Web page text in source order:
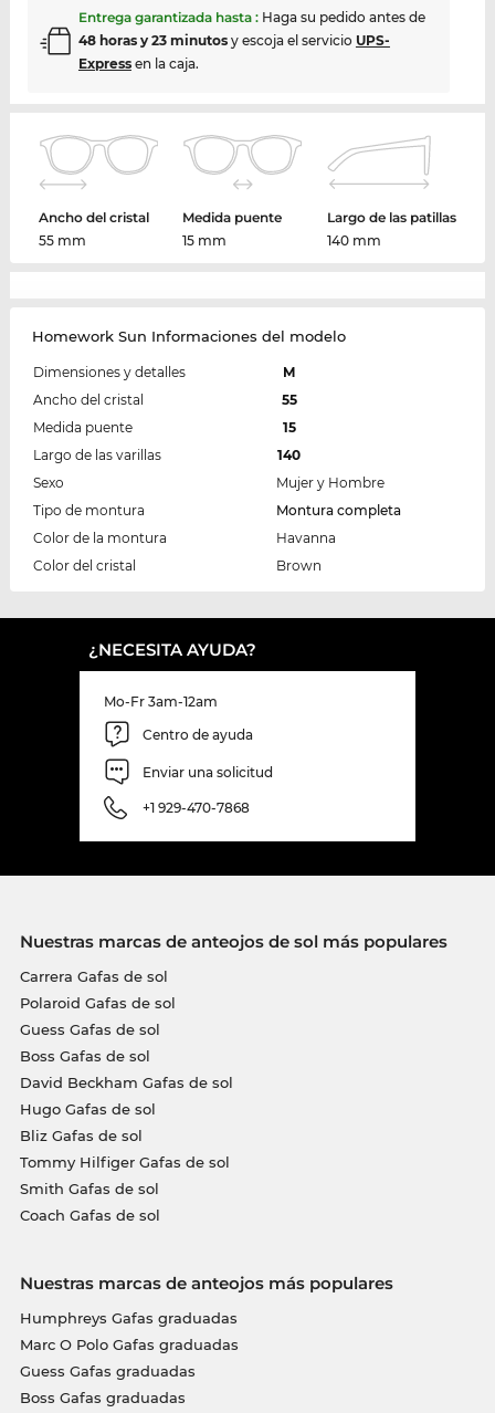
Entrega garantizada hasta : Haga su pedido antes de
48 horas y 23 minutosy escoja el servicio UPS-
Expressen la caja.
Ancho del cristal
55 mm
Medida puente
15 mm
Largo de las patillas
140 mm
Homework Sun Informaciones del modelo
Dimensiones y detalles
M
Ancho del cristal
55
Medida puente
15
Largo de las varillas
140
Sexo
Mujer y Hombre
Tipo de montura
Montura completa
Color de la montura
Havanna
Color del cristal
Brown
¿NECESITA AYUDA?
Mo-Fr 3am-12am
Centro de ayuda
Enviar una solicitud
+1 929-470-7868
Nuestras marcas de anteojos de sol más populares
Carrera Gafas de sol
Polaroid Gafas de sol
Guess Gafas de sol
Boss Gafas de sol
David Beckham Gafas de sol
Hugo Gafas de sol
Bliz Gafas de sol
Tommy Hilfiger Gafas de sol
Smith Gafas de sol
Coach Gafas de sol
Nuestras marcas de anteojos más populares
Humphreys Gafas graduadas
Marc O Polo Gafas graduadas
Guess Gafas graduadas
Boss Gafas graduadas